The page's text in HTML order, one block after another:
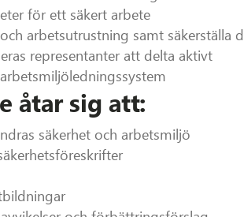
för ett säkert arbete
arbetsutrustning samt säkerställa
representanter att delta aktivt
åtar sig att:
säkerhet och arbetsmiljö